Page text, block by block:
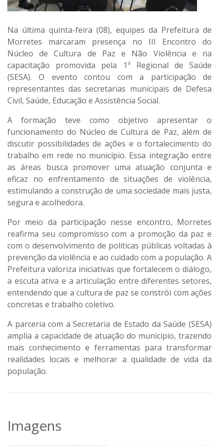
Na última quinta-feira (08), equipes da Prefeitura de
Morretes marcaram presença no III Encontro do
Núcleo de Cultura de Paz e Não Violência e na
capacitação promovida pela 1ª Regional de Saúde
(SESA). O evento contou com a participação de
representantes das secretarias municipais de Defesa
Civil, Saúde, Educação e Assistência Social.
A formação teve como objetivo apresentar o
funcionamento do Núcleo de Cultura de Paz, além de
discutir possibilidades de ações e o fortalecimento do
trabalho em rede no município. Essa integração entre
as áreas busca promover uma atuação conjunta e
eficaz no enfrentamento de situações de violência,
estimulando a construção de uma sociedade mais justa,
segura e acolhedora.
Por meio da participação nesse encontro, Morretes
reafirma seu compromisso com a promoção da paz e
com o desenvolvimento de políticas públicas voltadas à
prevenção da violência e ao cuidado com a população. A
Prefeitura valoriza iniciativas que fortalecem o diálogo,
a escuta ativa e a articulação entre diferentes setores,
entendendo que a cultura de paz se constrói com ações
concretas e trabalho coletivo.
A parceria com a Secretaria de Estado da Saúde (SESA)
amplia a capacidade de atuação do município, trazendo
mais conhecimento e ferramentas para transformar
realidades locais e melhorar a qualidade de vida da
população.
Imagens